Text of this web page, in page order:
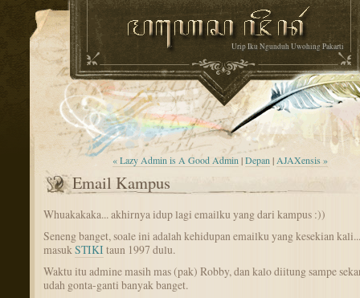
Urip Iku Ngunduh Uwohing Pakarti
« Lazy Admin is A Good Admin |Depan | AJAXensis »
Email Kampus
Whuakakaka... akhirnya idup lagi emailku yang dari kampus :))
Seneng banget, soale ini adalah kehidupan emailku yang kesekian
masukSTIKI taun 1997 dulu.
Waktu itu admine masih mas (pak) Robby, dan kalo diitung sampe
udah gonta-ganti banyak banget.